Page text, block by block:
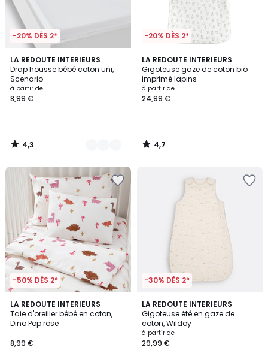
-20% DÈS 2*
LA REDOUTE INTERIEURS
Drap housse bébé coton uni,
Scenario
à partir de
8,99 €
4,3
/ 5
5
Couleurs
4,3
/
-20% DÈS 2*
LA REDOUTE INTERIEURS
Gigoteuse gaze de coton bio
imprimé lapins
à partir de
24,99 €
4,7
/ 5
4,7
/
-50% DÈS 2*
LA REDOUTE INTERIEURS
Taie d'oreiller bébé en coton,
Dino Pop rose
8,99 €
5
/
5
-30% DÈS 2*
LA REDOUTE INTERIEURS
Gigoteuse été en gaze de
coton, Wildoy
à partir de
29,99 €
2
/
5